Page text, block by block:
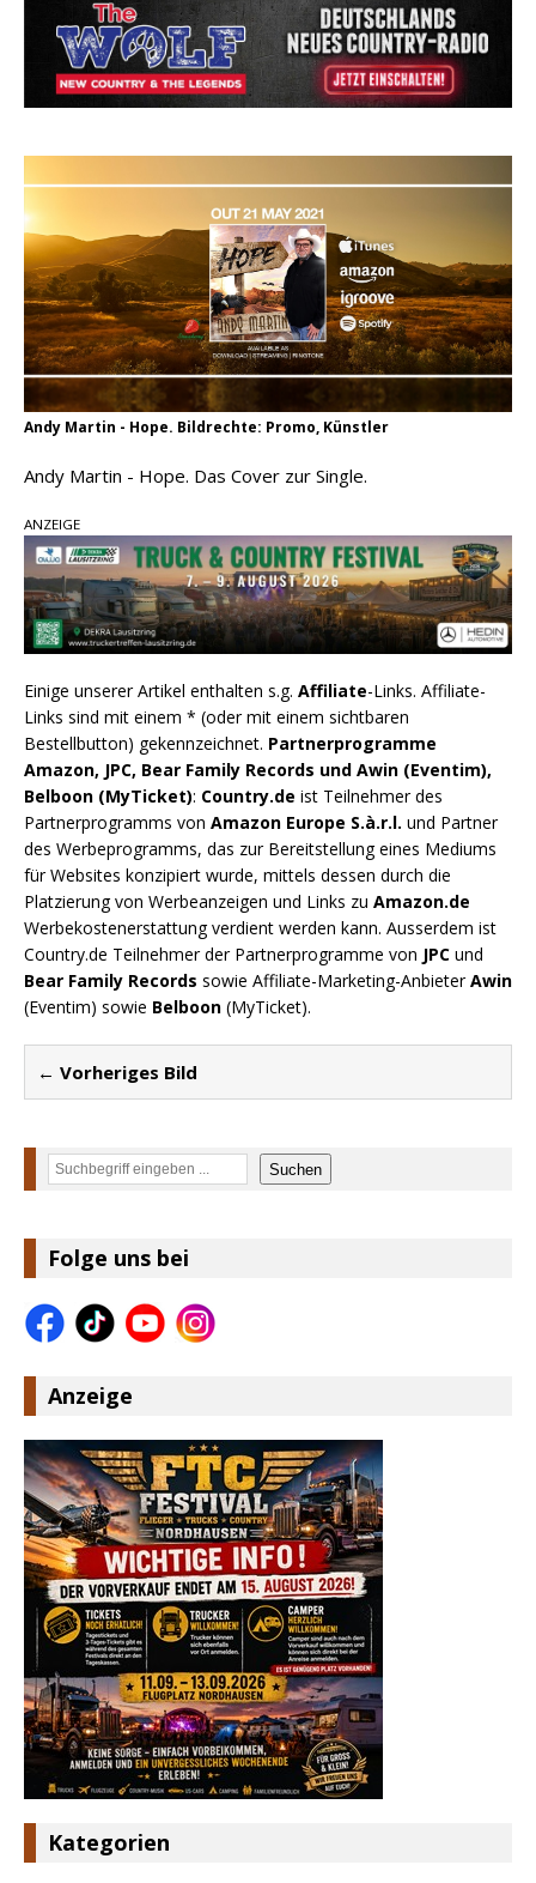
„Choosin‘ Texas“ gehört zu den größten Hits
aller Zeiten
pez veröffentlicht neue Single „Late Night
Morgan Wallen, Dolly Parton und Riley Green im
Fokus
Andy Martin - Hope. Bildrechte: Promo, Künstler
Andy Martin - Hope. Das Cover zur Single.
ANZEIGE
Einige unserer Artikel enthalten s.g. Affiliate-Links. Affiliate-
Links sind mit einem * (oder mit einem sichtbaren
Bestellbutton) gekennzeichnet. Partnerprogramme
Amazon, JPC, Bear Family Records und Awin (Eventim),
Belboon (MyTicket): Country.de ist Teilnehmer des
Partnerprogramms von Amazon Europe S.à.r.l. und Partner
des Werbeprogramms, das zur Bereitstellung eines Mediums
für Websites konzipiert wurde, mittels dessen durch die
Platzierung von Werbeanzeigen und Links zu Amazon.de
Werbekostenerstattung verdient werden kann. Ausserdem ist
Country.de Teilnehmer der Partnerprogramme von JPC und
Bear Family Records sowie Affiliate-Marketing-AnbieterAwin
(Eventim) sowie Belboon (MyTicket).
← Vorheriges Bild
Suchen Suchen
Folge uns bei
Anzeige
Kategorien